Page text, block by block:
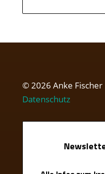
© 2026 Anke Fischer
Datenschutz